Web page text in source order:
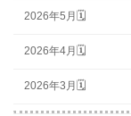
2026年5月🗓
2026年4月🗓
2026年3月🗓